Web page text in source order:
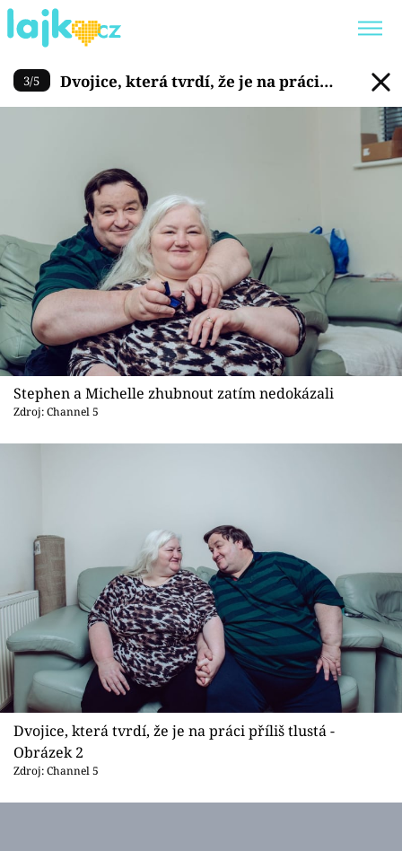
Trendy: KARLOS VÉMOLA
ONLYFANS
Témata
Showbyznys
Youtubeři
Virály
Sex a vztahy
Videa
Přihlášení
Sledujte nás
Dvojice, která tvrdí, že je
3/5
Dvojice, která tvrdí, že je na práci
příliš tlustá
Stephen a Michelle zhubnout zatím nedokázali
Zdroj: Channel 5
Dvojice, která tvrdí, že je na práci příliš tlustá -
Obrázek 2
Zdroj: Channel 5